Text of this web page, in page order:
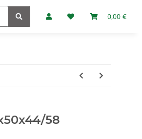
0,00 €
58